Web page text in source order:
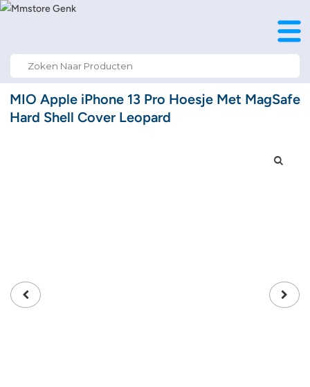
MIO Apple iPhone 13 Pro Hoesje Met MagSafe
Hard Shell Cover Leopard